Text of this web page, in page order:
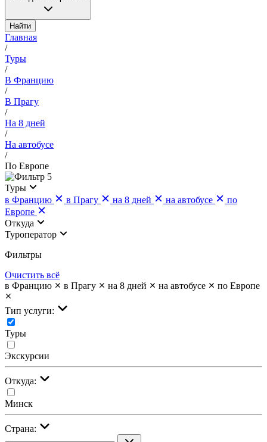
Найти
Главная
/
Туры
/
В Францию
/
В Прагу
/
На 8 дней
/
На автобусе
/
По Европе
5
Туры
в Францию
в Прагу на 8 дней на автобусе
по
Европе
Откуда
Туроператор
Фильтры
Очистить всё
в Францию
в Прагу на 8 дней на автобусе по Европе
Тип услуги:
Туры
Экскурсии
Откуда:
Минск
Страна: